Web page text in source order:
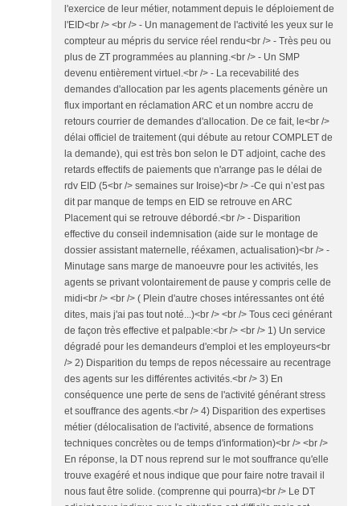
l'exercice de leur métier, notamment depuis le déploiement de
l'EID<br /> <br /> - Un management de l'activité les yeux sur le
compteur au mépris du service réel rendu<br /> - Très peu ou
plus de ZT programmées au planning.<br /> - Un SMP
devenu entièrement virtuel.<br /> - La recevabilité des
demandes d'allocation par les agents placements génère un
flux important en réclamation ARC et un nombre accru de
retours courrier de demandes d'allocation. De ce fait, le<br />
délai officiel de traitement (qui débute au retour COMPLET de
la demande), qui est très bon selon le DT adjoint, cache des
retards effectifs de paiements que n'arrange pas le délai de
rdv EID (5<br /> semaines sur Iroise)<br /> -Ce qui n’est pas
dit par manque de temps en EID se retrouve en ARC
Placement qui se retrouve débordé.<br /> - Disparition
effective du conseil indemnisation (aide sur le montage de
dossier assistant maternelle, rééxamen, actualisation)<br /> -
Minutage sans marge de manoeuvre pour les activités, les
agents se privant volontairement de pause y compris celle de
midi<br /> <br /> ( Plein d'autre choses intéressantes ont été
dites, mais j'ai pas tout noté...)<br /> <br /> Tous ceci générant
de façon très effective et palpable:<br /> <br /> 1) Un service
dégradé pour les demandeurs d'emploi et les employeurs<br
/> 2) Disparition du temps de repos nécessaire au recentrage
des agents sur les différentes activités.<br /> 3) En
conséquence une perte de sens de l'activité générant stress
et souffrance des agents.<br /> 4) Disparition des expertises
métier (délocalisation de l'activité, absence de formations
techniques concrètes ou de temps d'information)<br /> <br />
En réponse, la DT nous reprend sur le mot souffrance qu'elle
trouve exagéré et nous indique que pour faire notre travail il
nous faut être solide. (comprenne qui pourra)<br /> Le DT